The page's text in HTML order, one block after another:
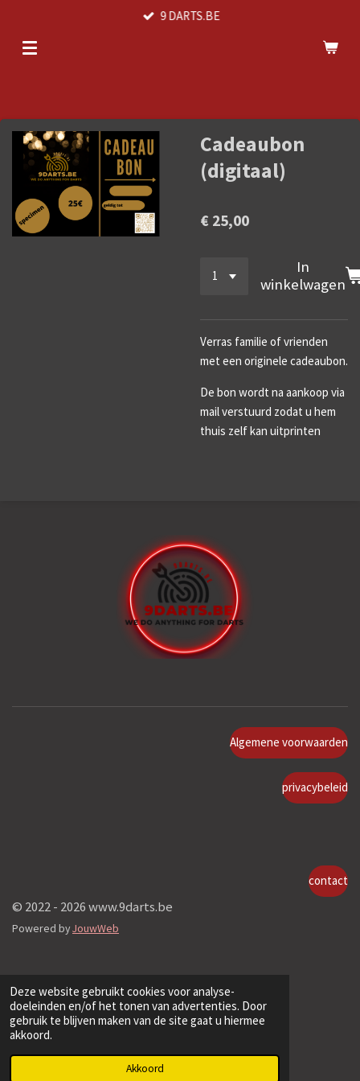
Deze website gebruikt cookies voor analyse-
doeleinden en/of het tonen van advertenties. Door
gebruik te blijven maken van de site gaat u hiermee
akkoord.
Akkoord
naar
9 DARTS.BE
Cadeaubon
(digitaal)
€ 25,00
In
winkelwagen
Verras familie of vrienden
met een originele cadeaubon.
De bon wordt na aankoop via
mail verstuurd zodat u hem
thuis zelf kan uitprinten
Algemene voorwaarden
privacybeleid
contact
© 2022 - 2026 www.9darts.be
Powered byJouwWeb